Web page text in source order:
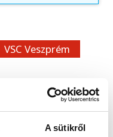
A sütikről
VSC Veszprém
FOTÓS